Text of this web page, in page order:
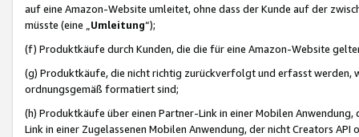
auf eine Amazon-Website umleitet, ohne dass der Kunde auf der
müsste (eine „ Umleitung“);
(f) Produktkäufe durch Kunden, die die für eine Amazon-Website
(g) Produktkäufe, die nicht richtig zurückverfolgt und erfasst werden,
ordnungsgemäß formatiert sind;
(h) Produktkäufe über einen Partner-Link in einer Mobilen
Link in einer Zugelassenen Mobilen Anwendung, der nicht Creators